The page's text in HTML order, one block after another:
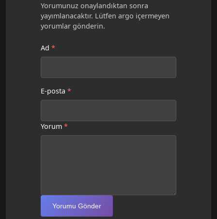
Yorumunuz onaylandıktan sonra
yayımlanacaktır. Lütfen argo içermeyen
yorumlar gönderin.
Ad *
E-posta *
Yorum *
Yorumu Gönder